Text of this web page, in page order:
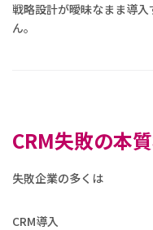
戦略設計が曖昧なまま導
ん。
CRM失敗の本
失敗企業の多くは
CRM導入